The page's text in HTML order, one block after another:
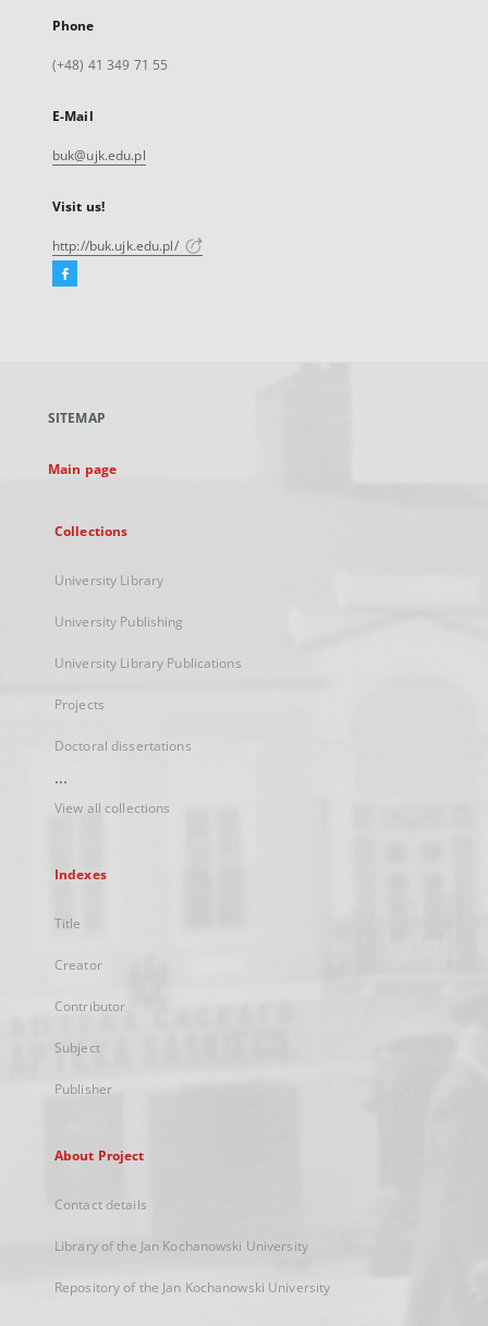
Phone
(+48) 41 349 71 55
E-Mail
buk@ujk.edu.pl
Visit us!
http://buk.ujk.edu.pl/
Facebook
new
SITEMAP
Main page
Collections
University Library
University Publishing
University Library Publications
Projects
Doctoral dissertations
...
View all collections
Indexes
Title
Creator
Contributor
Subject
Publisher
About Project
Contact details
Library of the Jan Kochanowski University
Repository of the Jan Kochanowski University